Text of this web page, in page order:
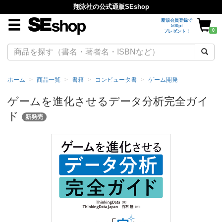
翔泳社の公式通販SEshop
新規会員登録で
500pt
プレゼント！
0
ホーム 商品一覧 書籍 コンピュータ書 ゲーム開発
ゲームを進化させるデータ分析完全ガイ
ド
新発売